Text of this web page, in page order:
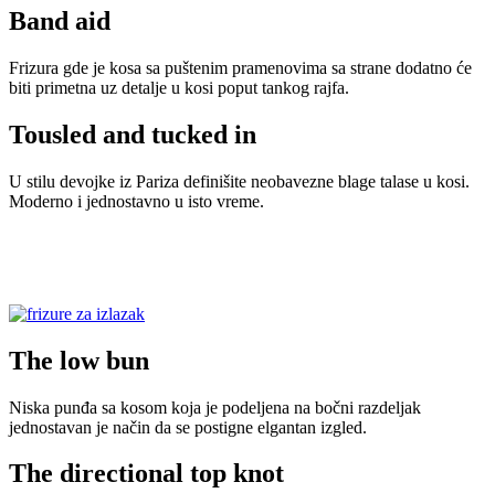
Band aid
Frizura gde je kosa sa puštenim pramenovima sa strane dodatno će
biti primetna uz detalje u kosi poput tankog rajfa.
Tousled and tucked in
U stilu devojke iz Pariza definišite neobavezne blage talase u kosi.
Moderno i jednostavno u isto vreme.
The low bun
Niska punđa sa kosom koja je podeljena na bočni razdeljak
jednostavan je način da se postigne elgantan izgled.
The directional top knot